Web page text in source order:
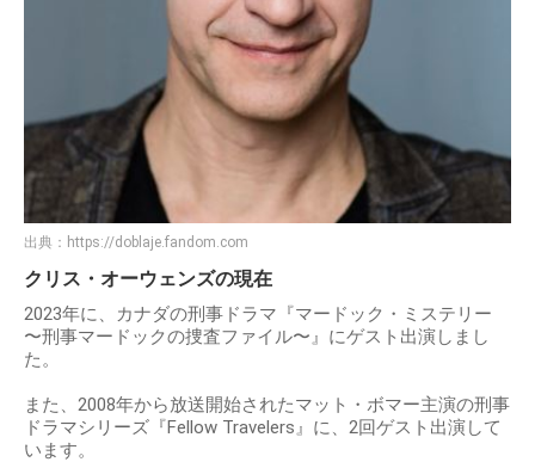
出典： https://doblaje.fandom.com
クリス・オーウェンズの現在
2023年に、カナダの刑事ドラマ『マードック・ミステリー
〜刑事マードックの捜査ファイル〜』にゲスト出演しまし
た。
また、2008年から放送開始されたマット・ボマー主演の刑事
ドラマシリーズ『Fellow Travelers』に、2回ゲスト出演して
います。